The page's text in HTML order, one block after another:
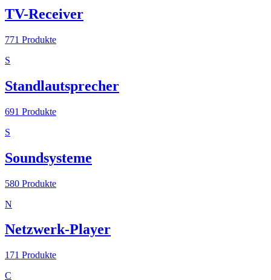
TV-Receiver
771 Produkte
S
Standlautsprecher
691 Produkte
S
Soundsysteme
580 Produkte
N
Netzwerk-Player
171 Produkte
C